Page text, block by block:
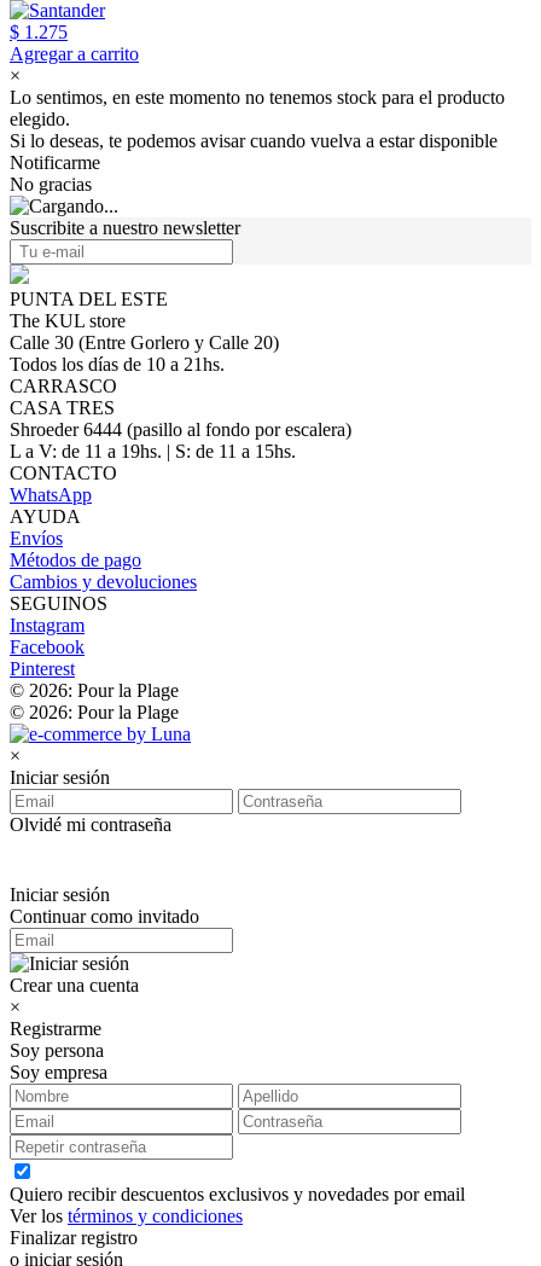
$ 1.275
Agregar a carrito
×
Lo sentimos, en este momento no tenemos stock para el producto
elegido.
Si lo deseas, te podemos avisar cuando vuelva a estar disponible
Notificarme
No gracias
Suscribite a nuestro newsletter
PUNTA DEL ESTE
The KUL store
Calle 30 (Entre Gorlero y Calle 20)
Todos los días de 10 a 21hs.
CARRASCO
CASA TRES
Shroeder 6444 (pasillo al fondo por escalera)
L a V: de 11 a 19hs. | S: de 11 a 15hs.
CONTACTO
WhatsApp
AYUDA
Envíos
Métodos de pago
Cambios y devoluciones
SEGUINOS
Instagram
Facebook
Pinterest
© 2026: Pour la Plage
© 2026: Pour la Plage
×
Iniciar sesión
Olvidé mi contraseña
Iniciar sesión
Continuar como invitado
Crear una cuenta
×
Registrarme
Soy persona
Soy empresa
Quiero recibir descuentos exclusivos y novedades por email
Ver los términos y condiciones
Finalizar registro
o iniciar sesión